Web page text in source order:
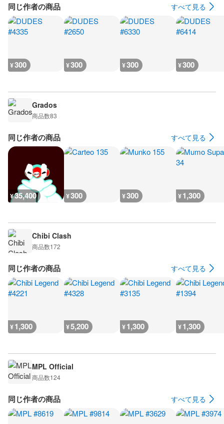
同じ作者の商品 すべて見る
¥300 ¥300 ¥300 ¥300
Grados
商品数83
同じ作者の商品 すべて見る
¥35,400 ¥300 ¥300 ¥1,300
Chibi Clash
商品数172
同じ作者の商品 すべて見る
¥1,300 ¥5,200 ¥1,300 ¥1,300
MPL Official
商品数124
同じ作者の商品 すべて見る